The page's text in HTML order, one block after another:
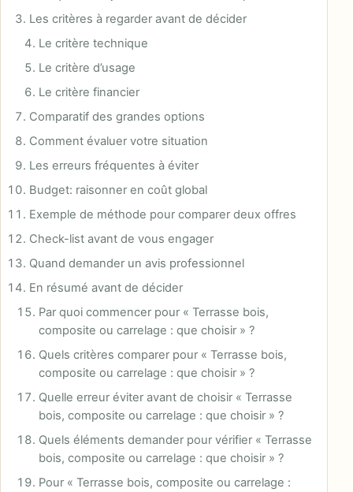
Les critères à regarder avant de décider
Le critère technique
Le critère d’usage
Le critère financier
Comparatif des grandes options
Comment évaluer votre situation
Les erreurs fréquentes à éviter
Budget: raisonner en coût global
Exemple de méthode pour comparer deux offres
Check-list avant de vous engager
Quand demander un avis professionnel
En résumé avant de décider
Par quoi commencer pour « Terrasse bois,
composite ou carrelage : que choisir » ?
Quels critères comparer pour « Terrasse bois,
composite ou carrelage : que choisir » ?
Quelle erreur éviter avant de choisir « Terrasse
bois, composite ou carrelage : que choisir » ?
Quels éléments demander pour vérifier « Terrasse
bois, composite ou carrelage : que choisir » ?
Pour « Terrasse bois, composite ou carrelage :